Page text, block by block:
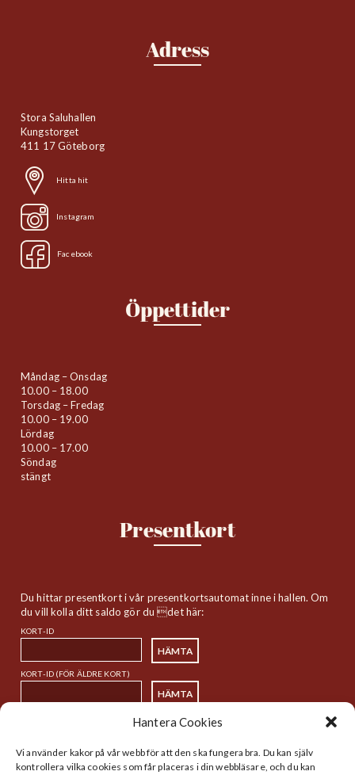
Hantera Cookies
Vi använder kakor på vår webb för att den ska fungera bra. Du kan själv
kontrollera vilka cookies som får placeras i din webbläsare, och du kan
Adress
Stora Saluhallen
Kungstorget
411 17 Göteborg
Hitta hit
Instagram
Facebook
Öppettider
Måndag – Onsdag
10.00 – 18.00
Torsdag – Fredag
10.00 – 19.00
Lördag
10.00 – 17.00
Söndag
stängt
Presentkort
Du hittar presentkort i vår presentkortsautomat inne i hallen. Om
du vill kolla ditt saldo gör du det här:
KORT-ID
KORT-ID (FÖR ÄLDRE KORT)
Sitemap